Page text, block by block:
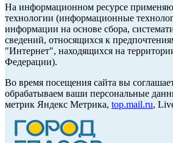
На информационном ресурсе
технологии (информационные
информации на основе сбора,
сведений, относящихся к
"Интернет", находящихся на
Федерации).
Во время посещения сайта вы
обрабатываем ваши персональные
метрик Яндекс Метрика, top.mail.ru,